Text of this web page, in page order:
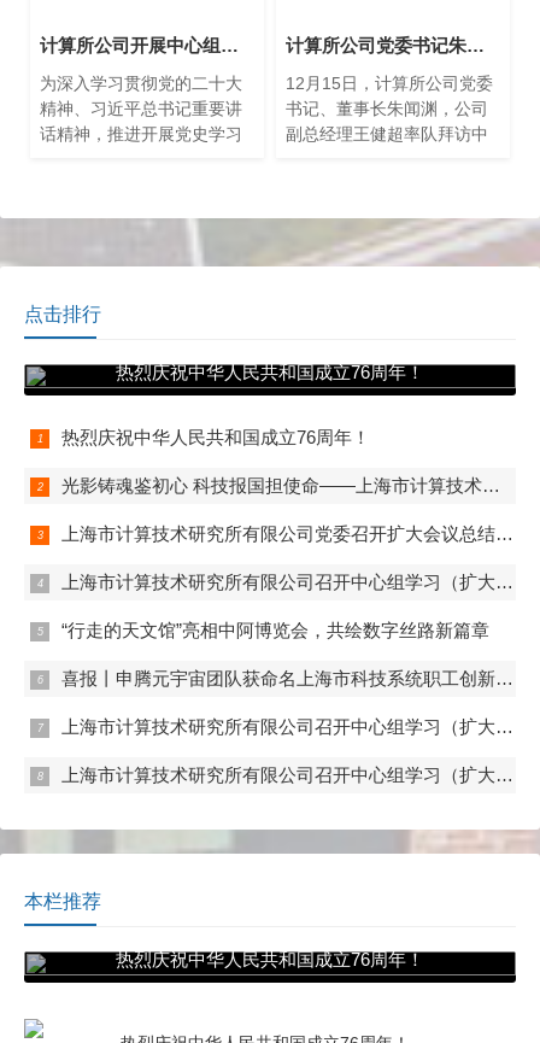
计算所公司开展中心组学习——赴中共三大后中央局机关历史纪念馆参观学习
为深入学习贯彻党的二十大
精神、习近平总书记重要讲
话精神，推进开展党史学习
计算所公司党委书记朱闻渊率队拜访中国太平洋保险（集团）股份有限公司
12月15日，计算所公司党委
书记、董事长朱闻渊，公司
副总经理王健超率队拜访中
略研究中心、信息安全部、
点击排行
热烈庆祝中华人民共和国成立76周年！
热烈庆祝中华人民共和国成立76周年！
光影铸魂鉴初心 科技报国担使命——上海市计算技术研究所有限公司第一、第二、第五党支部组织观看电影《731》
上海市计算技术研究所有限公司党委召开扩大会议总结学习教育
上海市计算技术研究所有限公司召开中心组学习（扩大）会——组织观看抗战胜利80周年阅兵
“行走的天文馆”亮相中阿博览会，共绘数字丝路新篇章
喜报丨申腾元宇宙团队获命名上海市科技系统职工创新工作室
上海市计算技术研究所有限公司召开中心组学习（扩大）会——专题学习内控管理
上海市计算技术研究所有限公司召开中心组学习（扩大）会——专题学习数据流通与数据合规 数据产权与公共数据授权运营
本栏推荐
热烈庆祝中华人民共和国成立76周年！